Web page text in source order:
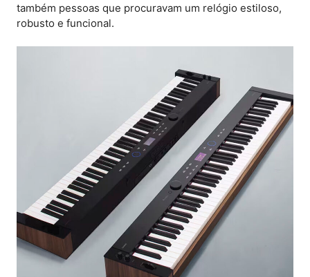
também pessoas que procuravam um relógio estiloso,
robusto e funcional.